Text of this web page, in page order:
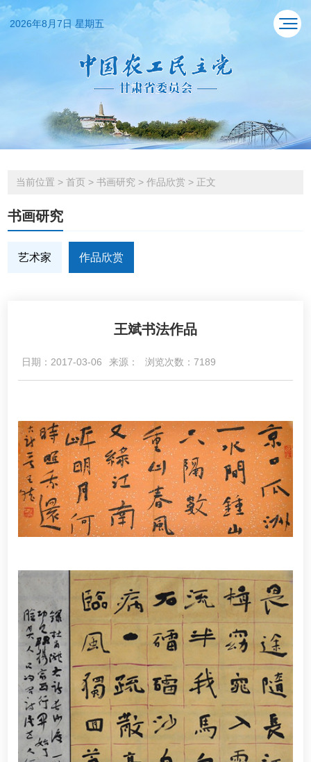
2026年8月7日 星期五
当前位置 > 首页 > 书画研究 > 作品欣赏 > 正文
书画研究
艺术家 作品欣赏
王斌书法作品
日期：2017-03-06 来源： 浏览次数：7189